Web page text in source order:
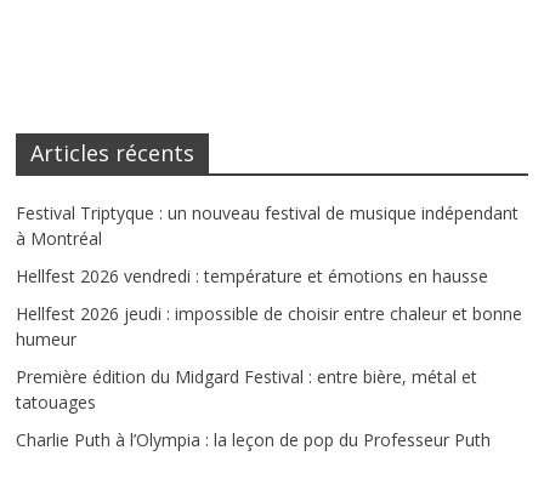
Articles récents
Festival Triptyque : un nouveau festival de musique indépendant
à Montréal
Hellfest 2026 vendredi : température et émotions en hausse
Hellfest 2026 jeudi : impossible de choisir entre chaleur et bonne
humeur
Première édition du Midgard Festival : entre bière, métal et
tatouages
Charlie Puth à l’Olympia : la leçon de pop du Professeur Puth